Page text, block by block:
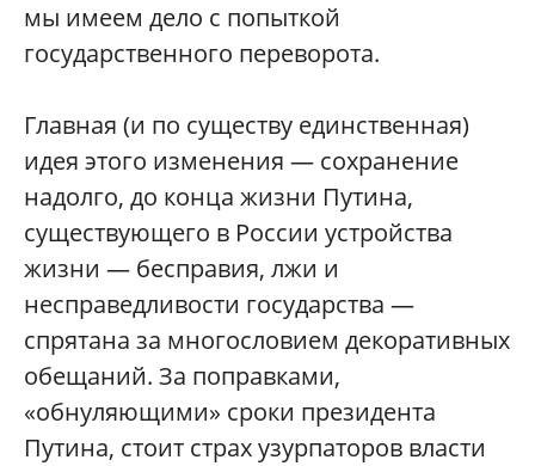
мы имеем дело с попыткой
государственного переворота.
Главная (и по существу единственная)
идея этого изменения — сохранение
надолго, до конца жизни Путина,
существующего в России устройства
жизни — бесправия, лжи и
несправедливости государства —
спрятана за многословием декоративных
обещаний. За поправками,
«обнуляющими» сроки президента
Путина, стоит страх узурпаторов власти